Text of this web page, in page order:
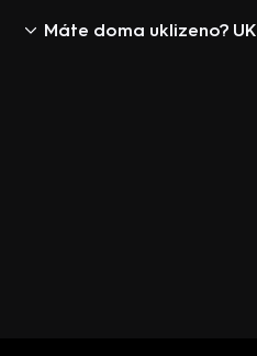
Máte doma uklizeno? UK